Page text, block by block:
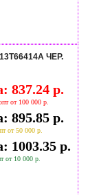
ЧЕР.
837.24 р.
от 100 000 р.
895.85 р.
от 50 000 р.
1003.35 р.
от 10 000 р.